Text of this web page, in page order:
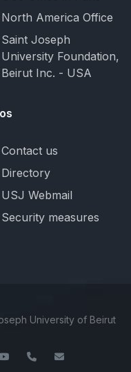
North America Office
Saint Joseph
University Foundation,
Beirut Inc. - USA
Contact us
Directory
USJ Webmail
Security measures
University of Beirut
YouTube+961-1-421000